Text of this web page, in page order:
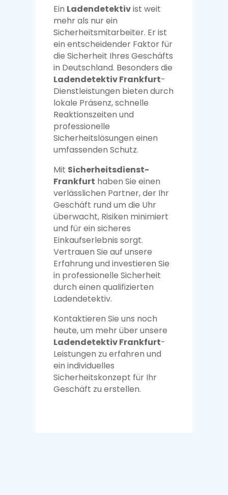
Ein Ladendetektivist weit
mehr als nur ein
Sicherheitsmitarbeiter. Er ist
ein entscheidender Faktor für
die Sicherheit Ihres Geschäfts
in Deutschland. Besonders die
Ladendetektiv Frankfurt-
Dienstleistungen bieten durch
lokale Präsenz, schnelle
Reaktionszeiten und
professionelle
Sicherheitslösungen einen
umfassenden Schutz.
Mit Sicherheitsdienst-
Frankfurt haben Sie einen
verlässlichen Partner, der Ihr
Geschäft rund um die Uhr
überwacht, Risiken minimiert
und für ein sicheres
Einkaufserlebnis sorgt.
Vertrauen Sie auf unsere
Erfahrung und investieren Sie
in professionelle Sicherheit
durch einen qualifizierten
Ladendetektiv.
Kontaktieren Sie uns noch
heute, um mehr über unsere
Ladendetektiv Frankfurt-
Leistungen zu erfahren und
ein individuelles
Sicherheitskonzept für Ihr
Geschäft zu erstellen.